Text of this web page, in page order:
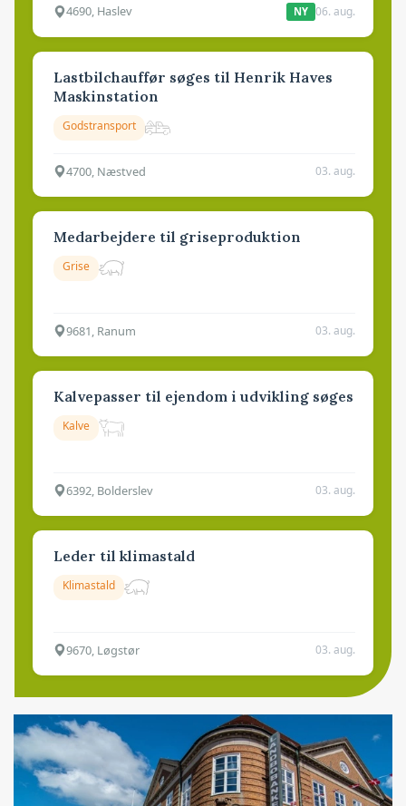
4690, Haslev NY 06. aug.
Lastbilchauffør søges til Henrik Haves
Maskinstation
Godstransport
4700, Næstved 03. aug.
Medarbejdere til griseproduktion
Grise
9681, Ranum 03. aug.
Kalvepasser til ejendom i udvikling søges
Kalve
6392, Bolderslev 03. aug.
Leder til klimastald
Klimastald
9670, Løgstør 03. aug.